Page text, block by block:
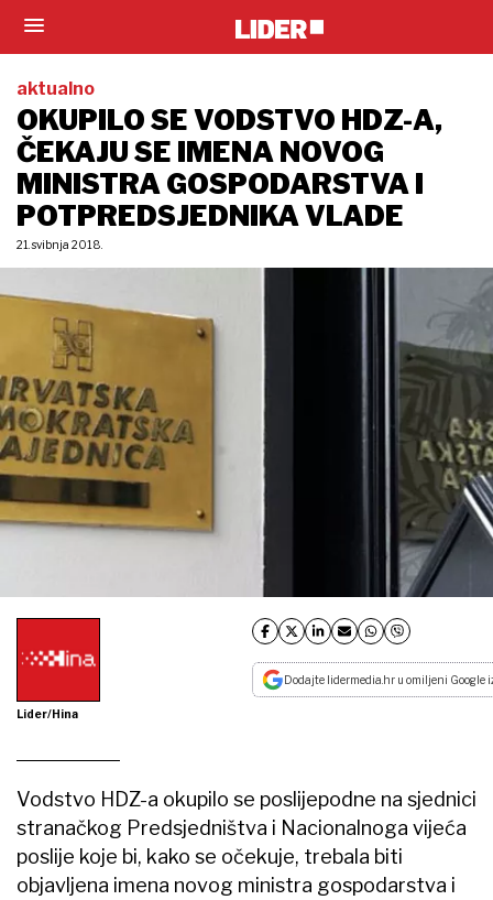
aktualno
OKUPILO SE VODSTVO HDZ-A,
ČEKAJU SE IMENA NOVOG
MINISTRA GOSPODARSTVA I
POTPREDSJEDNIKA VLADE
21. svibnja 2018.
Lider/Hina
Dodajte lidermedia.hr u omiljeni Google
Vodstvo HDZ-a okupilo se poslijepodne na sjednici
stranačkog Predsjedništva i Nacionalnoga vijeća
poslije koje bi, kako se očekuje, trebala biti
objavljena imena novog ministra gospodarstva i